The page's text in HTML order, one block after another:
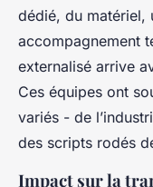
dédié, du matériel,
accompagnement
externalisé arrive
Ces équipes ont
variés - de
des scripts rodés
Impact sur la